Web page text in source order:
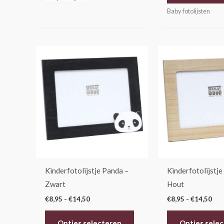
Baby fotolijsten
Kinderfotolijstje Panda –
Zwart
€8,95 - €14,50
€8,95
tot
product
heeft
meerdere
variaties.
Deze
optie
Kinderfotolijstje
Hout
€8,95 - €14,50